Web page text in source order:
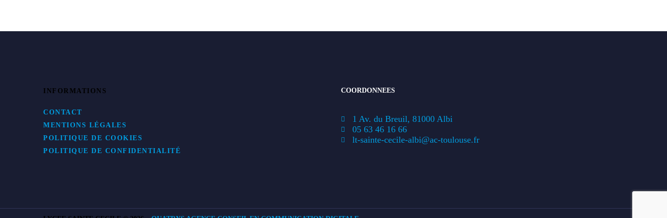
INFORMATIONS
CONTACT
MENTIONS LÉGALES
POLITIQUE DE COOKIES
POLITIQUE DE CONFIDENTIALITÉ
COORDONNEES
1 Av. du Breuil, 81000 Albi
05 63 46 16 66
lt-sainte-cecile-albi@ac-toulouse.fr